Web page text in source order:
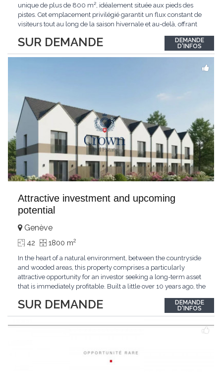
SUR DEMANDE
unique de plus de 800 m², idéalement située aux pieds des
pistes. Cet emplacement privilégié garantit un flux constant de
visiteurs tout au long de la saison hivernale et au-delà, offrant
Principales : Surface totale : plus de 800 m² modulables,
adaptée à de multiples configurations...
DEMANDE
D'INFOS
Attractive investment and upcoming
potential
SUR DEMANDE
Genève
42 1800 m2
In the heart of a natural environment, between the countryside
and wooded areas, this property comprises a particularly
attractive opportunity for an investor seeking a long-term asset
that is immediately profitable. Built a little over 10 years ago, the
quality of construction and regular maintenance of the
properties allow for a serene...
DEMANDE
D'INFOS